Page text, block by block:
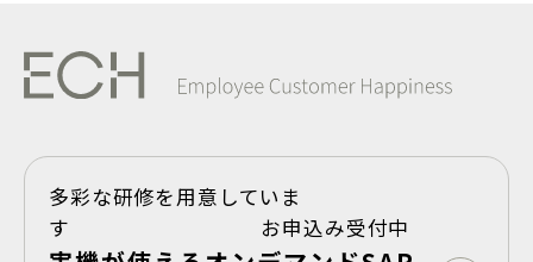
多彩な研修を用意していま
す お申込み受付中